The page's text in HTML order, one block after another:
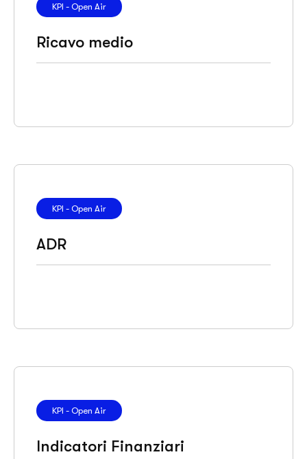
KPI - Open Air
Ricavo medio
KPI - Open Air
ADR
KPI - Open Air
Indicatori Finanziari